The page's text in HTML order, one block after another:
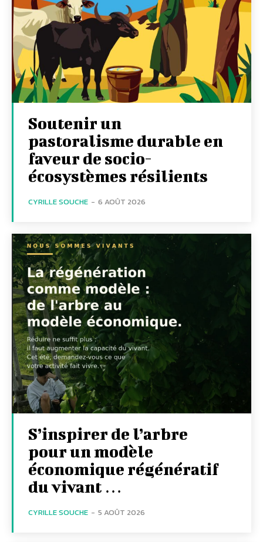
Soutenir un
pastoralisme durable en
faveur de socio-
écosystèmes résilients
CYRILLE SOUCHE - 6 AOÛT 2026
S’inspirer de l’arbre
pour un modèle
économique régénératif
du vivant …
CYRILLE SOUCHE - 5 AOÛT 2026